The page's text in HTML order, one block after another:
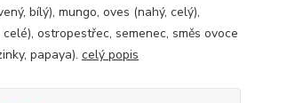
bílý), mungo, oves (nahý, celý),
ostropestřec, semenec, směs ovoce
papaya). celý popis